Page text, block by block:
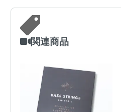
関連商品